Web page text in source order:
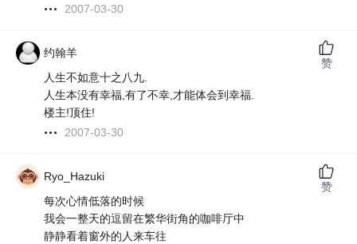
2007-03-30
约翰羊
人生不如意十之八九.
人生本没有幸福,有了不幸,才能体会到幸福.
楼主!顶住!
2007-03-30
赞
Ryo_Hazuki
每次心情低落的时候
我会一整天的逗留在繁华街角的咖啡厅中
静静看着窗外的人来车往
赞